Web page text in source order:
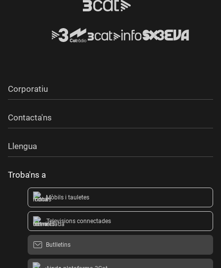
Corporatiu
Contacta'ns
Llengua
Troba'ns a
Mòbils i tauletes
Televisions connectades
Butlletins